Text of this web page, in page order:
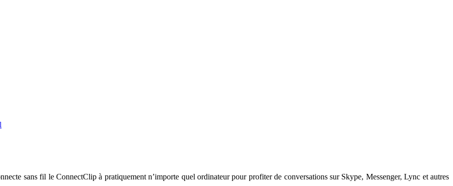
sans fil le ConnectClip à pratiquement n’importe quel ordinateur pour profiter de conversations sur Skype, Messenger, Lync et autres